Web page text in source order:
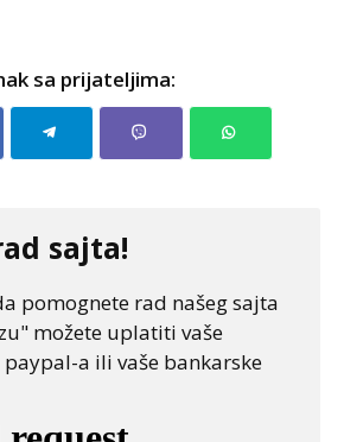
sa prijateljima:
sajta!
pomognete rad našeg sajta
možete uplatiti vaše
a ili vaše bankarske